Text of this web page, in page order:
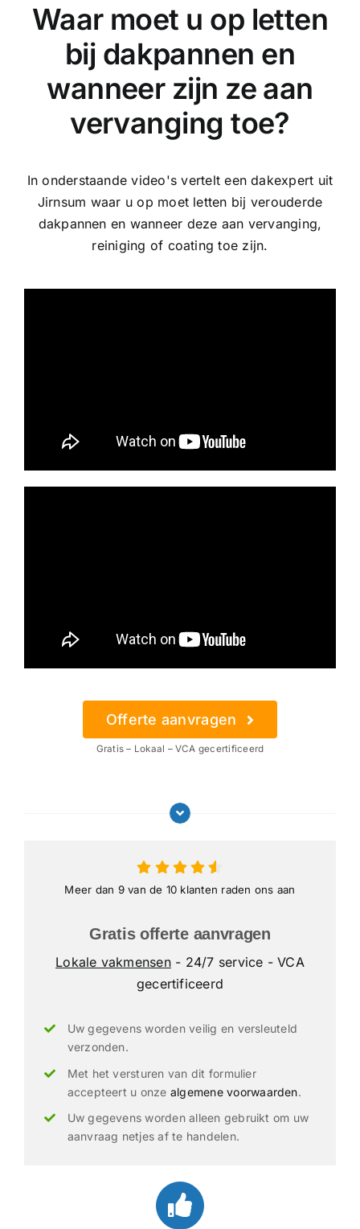
Waar moet u op letten
bij dakpannen en
wanneer zijn ze aan
vervanging toe?
In onderstaande video's vertelt een dakexpert uit
Jirnsum waar u op moet letten bij verouderde
dakpannen en wanneer deze aan vervanging,
reiniging of coating toe zijn.
Offerte aanvragen
Gratis – Lokaal – VCA gecertificeerd
Meer dan 9 van de 10 klanten raden ons aan
Gratis offerte aanvragen
Lokale vakmensen- 24/7 service - VCA
gecertificeerd
Uw gegevens worden veilig en versleuteld
verzonden.
Met het versturen van dit formulier
accepteert u onze algemene voorwaarden.
Uw gegevens worden alleen gebruikt om uw
aanvraag netjes af te handelen.